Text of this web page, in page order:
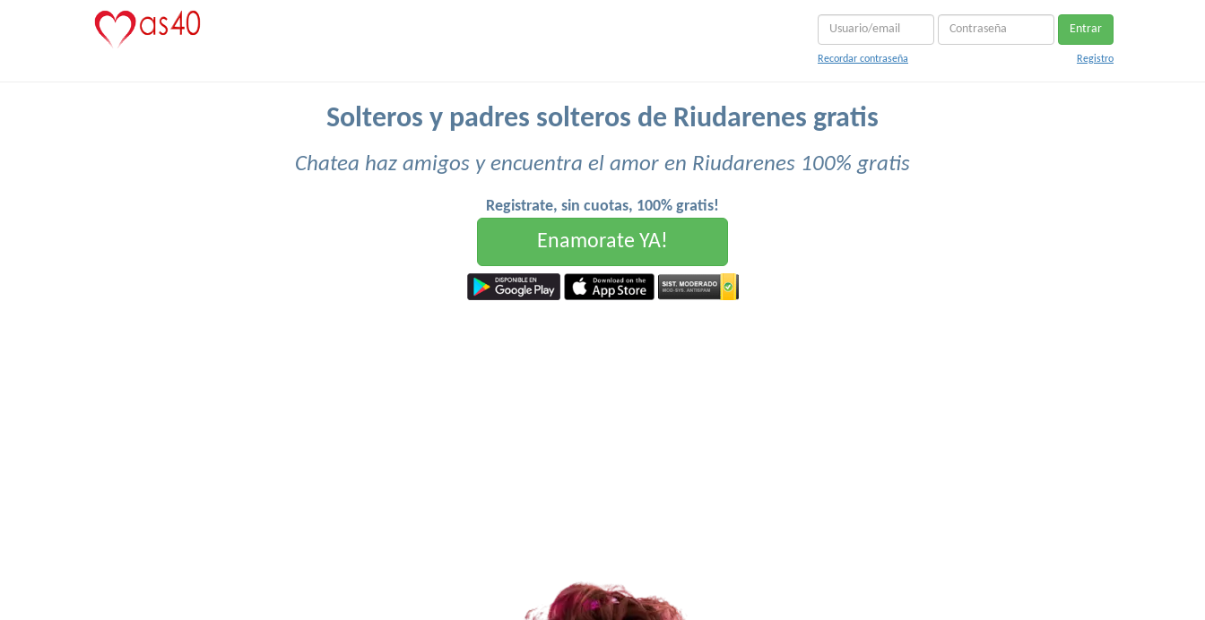
Entrar
Recordar contraseña Registro
Solteros y padres solteros de Riudarenes gratis
Chatea haz amigos y encuentra el amor en Riudarenes 100% gratis
Registrate, sin cuotas, 100% gratis!
Enamorate YA!